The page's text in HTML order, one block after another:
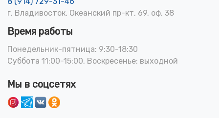
г. Владивосток, Океанский пр-кт, 69, оф. 38
Время работы
Понедельник-пятница: 9:30-18:30
Суббота 11:00-15:00, Воскресенье: выходной
Мы в соцсетях